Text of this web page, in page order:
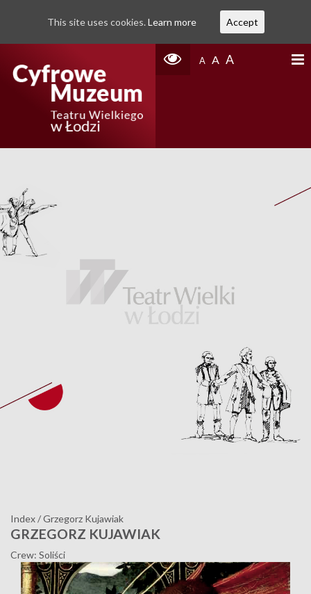
A A A
Index/Grzegorz Kujawiak
GRZEGORZ KUJAWIAK
Crew: Soliści
This site uses cookies. Learn more Accept